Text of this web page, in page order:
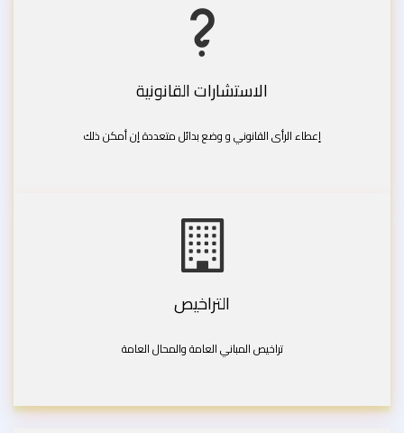
الاستشارات القانونية
إعطاء الرأى القانوني و وضع بدائل متعددة إن أمكن ذلك
التراخيص
تراخيص المباني العامة والمحال العامة